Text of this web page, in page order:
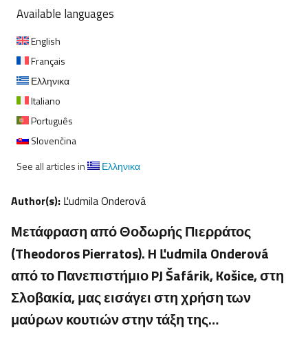
Available languages
English
Français
Ελληνικα
Italiano
Português
Slovenčina
See all articles in
Ελληνικα
Author(s): Ľudmila Onderová
Μετάφραση από Θοδωρής Πιερράτος
(Theodoros Pierratos). H Ľudmila Onderová
από το Πανεπιστήμιο PJ Šafárik, Košice, στη
Σλοβακία, μας εισάγει στη χρήση των
μαύρων κουτιών στην τάξη της…